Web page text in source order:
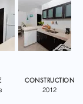
CONSTRUCTION
2012